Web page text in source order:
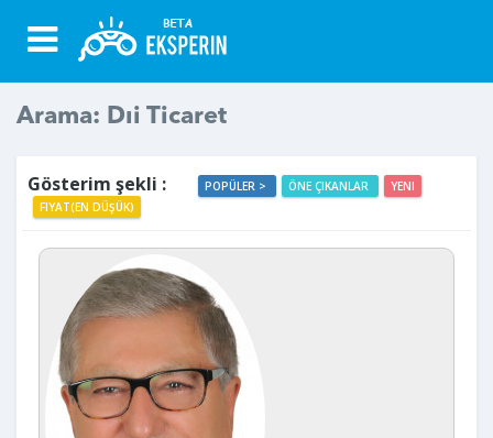
Arama: Dıi Ticaret
Gösterim şekli : POPÜLER > ÖNE ÇIKANLAR
YENI
FIYAT(EN DÜŞÜK)